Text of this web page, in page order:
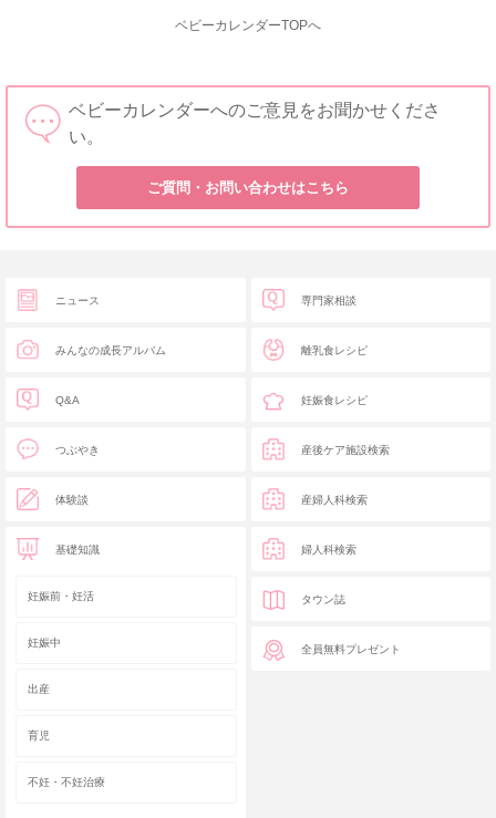
ベビーカレンダーTOPへ
ベビーカレンダーへのご意見をお聞かせくださ
い。
ご質問・お問い合わせはこちら
ニュース
みんなの成長アルバム
Q&A
つぶやき
体験談
基礎知識
妊娠前・妊活
妊娠中
出産
育児
不妊・不妊治療
専門家相談
離乳食レシピ
妊娠食レシピ
産後ケア施設検索
産婦人科検索
婦人科検索
タウン誌
全員無料プレゼント